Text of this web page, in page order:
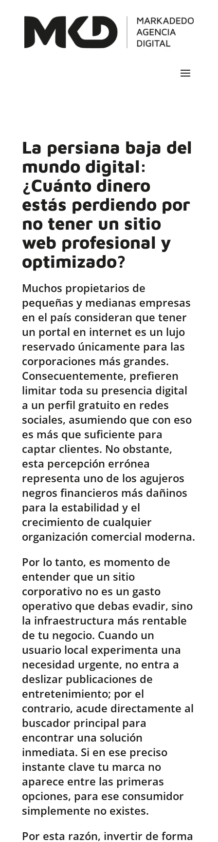
La persiana baja del
mundo digital:
¿Cuánto dinero
estás perdiendo por
no tener un sitio
web profesional y
optimizado?
Muchos propietarios de
pequeñas y medianas empresas
en el país consideran que tener
un portal en internet es un lujo
reservado únicamente para las
corporaciones más grandes.
Consecuentemente, prefieren
limitar toda su presencia digital
a un perfil gratuito en redes
sociales, asumiendo que con eso
es más que suficiente para
captar clientes. No obstante,
esta percepción errónea
representa uno de los agujeros
negros financieros más dañinos
para la estabilidad y el
crecimiento de cualquier
organización comercial moderna.
Por lo tanto, es momento de
entender que un sitio
corporativo no es un gasto
operativo que debas evadir, sino
la infraestructura más rentable
de tu negocio. Cuando un
usuario local experimenta una
necesidad urgente, no entra a
deslizar publicaciones de
entretenimiento; por el
contrario, acude directamente al
buscador principal para
encontrar una solución
inmediata. Si en ese preciso
instante clave tu marca no
aparece entre las primeras
opciones, para ese consumidor
simplemente no existes.
Por esta razón, invertir de forma